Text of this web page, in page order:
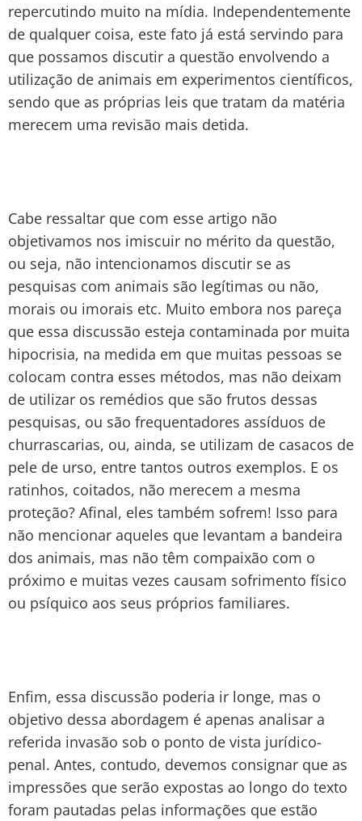
repercutindo muito na mídia. Independentemente
de qualquer coisa, este fato já está servindo para
que possamos discutir a questão envolvendo a
utilização de animais em experimentos científicos,
sendo que as próprias leis que tratam da matéria
merecem uma revisão mais detida.
Cabe ressaltar que com esse artigo não
objetivamos nos imiscuir no mérito da questão,
ou seja, não intencionamos discutir se as
pesquisas com animais são legítimas ou não,
morais ou imorais etc. Muito embora nos pareça
que essa discussão esteja contaminada por muita
hipocrisia, na medida em que muitas pessoas se
colocam contra esses métodos, mas não deixam
de utilizar os remédios que são frutos dessas
pesquisas, ou são frequentadores assíduos de
churrascarias, ou, ainda, se utilizam de casacos de
pele de urso, entre tantos outros exemplos. E os
ratinhos, coitados, não merecem a mesma
proteção? Afinal, eles também sofrem! Isso para
não mencionar aqueles que levantam a bandeira
dos animais, mas não têm compaixão com o
próximo e muitas vezes causam sofrimento físico
ou psíquico aos seus próprios familiares.
Enfim, essa discussão poderia ir longe, mas o
objetivo dessa abordagem é apenas analisar a
referida invasão sob o ponto de vista jurídico-
penal. Antes, contudo, devemos consignar que as
impressões que serão expostas ao longo do texto
foram pautadas pelas informações que estão